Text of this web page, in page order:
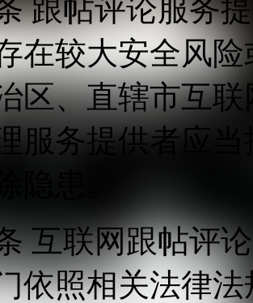
跟帖评论服务
在较大安全风
区、直辖市互
服务提供者应
隐患。
互联网跟帖评
依照相关法律